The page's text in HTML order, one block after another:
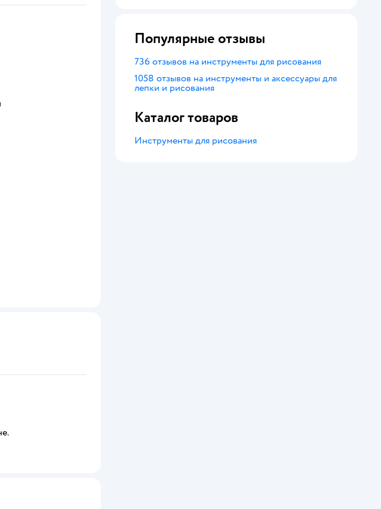
Популярные отзывы
736 отзывов на инструменты для рисования
1058 отзывов на инструменты и аксессуары для
лепки и рисования
Каталог товаров
Инструменты для рисования